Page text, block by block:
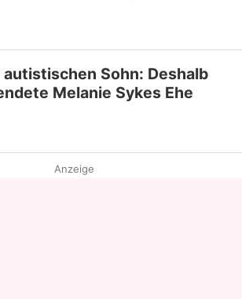
autistischen Sohn: Deshalb
Melanie Sykes Ehe
Anzeige